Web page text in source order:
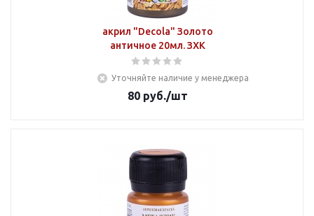
акрил "Decola" Золото
античное 20мл. ЗХК
Уточняйте наличие у менеджера
80руб./шт